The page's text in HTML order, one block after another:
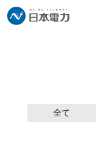
全て